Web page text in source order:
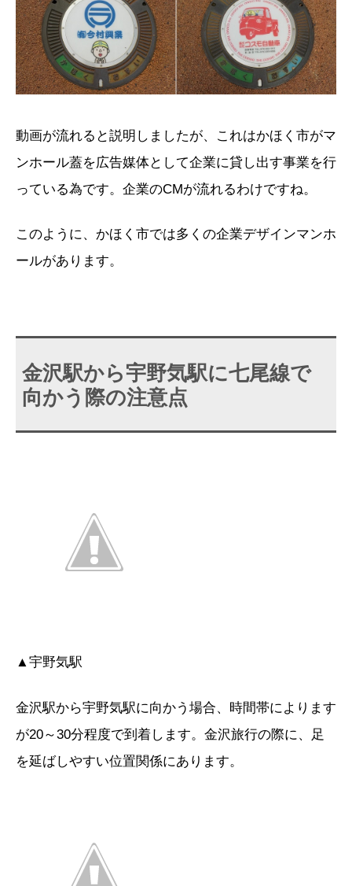
動画が流れると説明しましたが、これはかほく市がマ
ンホール蓋を広告媒体として企業に貸し出す事業を行
っている為です。企業のCMが流れるわけですね。
このように、かほく市では多くの企業デザインマンホ
ールがあります。
金沢駅から宇野気駅に七尾線で
向かう際の注意点
▲宇野気駅
金沢駅から宇野気駅に向かう場合、時間帯によります
が20～30分程度で到着します。金沢旅行の際に、足
を延ばしやすい位置関係にあります。